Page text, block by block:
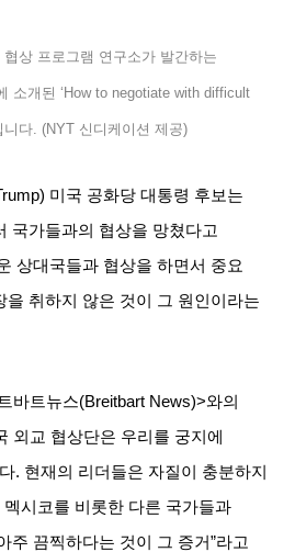
상 프로그램 연구소가 발간하는
소개된 ‘How to negotiate with difficult
니다 . (NYT 신디케이션 제공)
미국 공화당 대통령 후보는
국가들과의 협상을 망쳤다고
상대국들과 협상을 하면서 중요
을 취하지 않은 것이 그 원인이라는
바트뉴스(Breitbart News)>와의
외교 협상단은 우리를 궁지에
. 현재의 리더들은 자질이 충분하지
멕시코를 비롯한 다른 국가들과
주 끔찍하다는 것이 그 증거”라고